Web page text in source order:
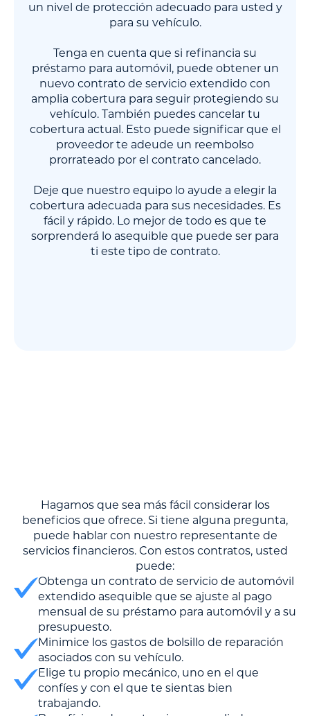
un nivel de protección adecuado para usted y
para su vehículo.
Tenga en cuenta que si refinancia su
préstamo para automóvil, puede obtener un
nuevo contrato de servicio extendido con
amplia cobertura para seguir protegiendo su
vehículo. También puedes cancelar tu
cobertura actual. Esto puede significar que el
proveedor te adeude un reembolso
prorrateado por el contrato cancelado.
Deje que nuestro equipo lo ayude a elegir la
cobertura adecuada para sus necesidades. Es
fácil y rápido. Lo mejor de todo es que te
sorprenderá lo asequible que puede ser para
ti este tipo de contrato.
Hagamos que sea más fácil considerar los
beneficios que ofrece. Si tiene alguna pregunta,
puede hablar con nuestro representante de
servicios financieros. Con estos contratos, usted
puede:
Obtenga un contrato de servicio de automóvil
extendido asequible que se ajuste al pago
mensual de su préstamo para automóvil y a su
presupuesto.
Minimice los gastos de bolsillo de reparación
asociados con su vehículo.
Elige tu propio mecánico, uno en el que
confíes y con el que te sientas bien
trabajando.